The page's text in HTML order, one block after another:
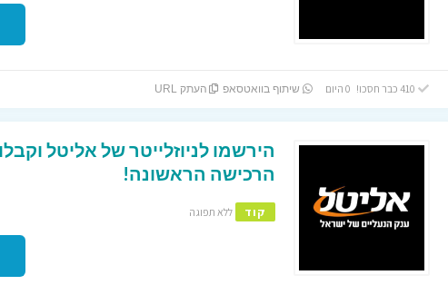
שיתוף בוואטסאפ העתק URL
הרכישה הראשונה!
קוד ללא תפוגה